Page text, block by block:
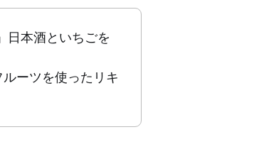
日本酒といちごを
ーツを使ったリキ